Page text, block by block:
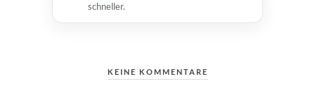
schneller.
KEINE KOMMENTARE